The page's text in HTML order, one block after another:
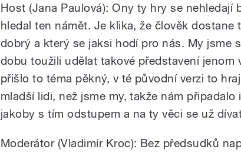
Host (Jana Paulová): Ony ty hry se nehledají
hledal ten námět. Je klika, že člověk dostane
dobrý a který se jaksi hodí pro nás. My jsme
dobu toužili udělat takové představení jenom
přišlo to téma pěkný, v té původní verzi to
mladší lidi, než jsme my, takže nám připadalo
jakoby s tím odstupem a na ty věci se už
Moderátor (Vladimír Kroc): Bez předsudků